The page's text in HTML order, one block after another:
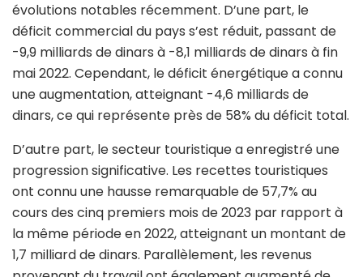
évolutions notables récemment. D’une part, le
déficit commercial du pays s’est réduit, passant de
-9,9 milliards de dinars à -8,1 milliards de dinars à fin
mai 2022. Cependant, le déficit énergétique a connu
une augmentation, atteignant -4,6 milliards de
dinars, ce qui représente près de 58% du déficit total.
D’autre part, le secteur touristique a enregistré une
progression significative. Les recettes touristiques
ont connu une hausse remarquable de 57,7% au
cours des cinq premiers mois de 2023 par rapport à
la même période en 2022, atteignant un montant de
1,7 milliard de dinars. Parallèlement, les revenus